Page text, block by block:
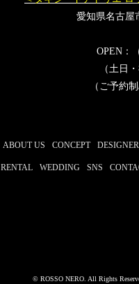
愛知県名古屋
OPEN：
（土日
（ご予約
ABOUT US CONCEPT DESIGNER
RENTAL WEDDING SNS
© ROSSO NERO. All Rights